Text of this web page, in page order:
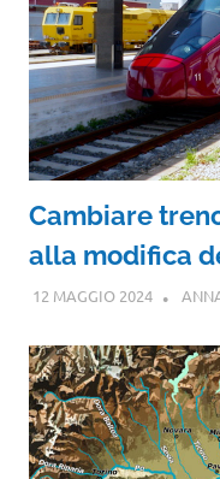
Cambiare
alla modifica
12 MAGGIO 2024